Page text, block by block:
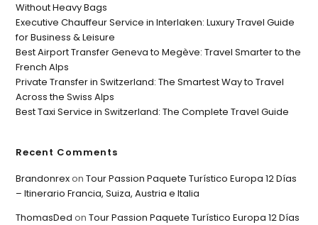
Without Heavy Bags
Executive Chauffeur Service in Interlaken: Luxury Travel Guide
for Business & Leisure
Best Airport Transfer Geneva to Megève: Travel Smarter to the
French Alps
Private Transfer in Switzerland: The Smartest Way to Travel
Across the Swiss Alps
Best Taxi Service in Switzerland: The Complete Travel Guide
Recent Comments
BrandonrexonTour Passion Paquete Turístico Europa 12 Días
– Itinerario Francia, Suiza, Austria e Italia
ThomasDed onTour Passion Paquete Turístico Europa 12 Días